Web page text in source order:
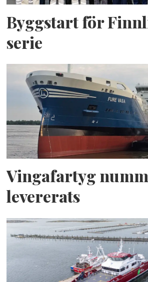
Byggstart för
serie
Vingafartyg
levererats